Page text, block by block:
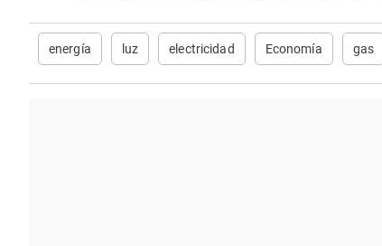
energía luz electricidad Economía gas